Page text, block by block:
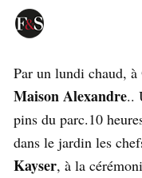
Par un lundi chaud, à
Maison Alexandre..
pins du parc.10
dans le jardin les
Kayser, à la